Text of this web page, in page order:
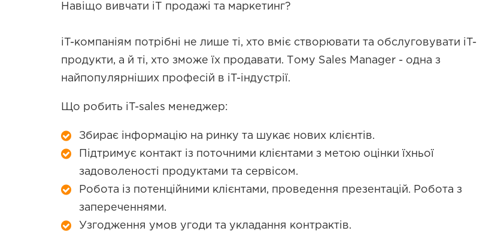
Навіщо вивчати iT продажі та маркетинг?
iT-компаніям потрібні не лише ті, хто вміє створювати та обслуговувати iT-
продукти, а й ті, хто зможе їх продавати. Тому Sales Manager - одна з
найпопулярніших професій в iT-індустрії.
Що робить iT-sales менеджер:
Збирає інформацію на ринку та шукає нових клієнтів.
Підтримує контакт із поточними клієнтами з метою оцінки їхньої
задоволеності продуктами та сервісом.
Робота із потенційними клієнтами, проведення презентацій. Робота з
запереченнями.
Узгодження умов угоди та укладання контрактів.